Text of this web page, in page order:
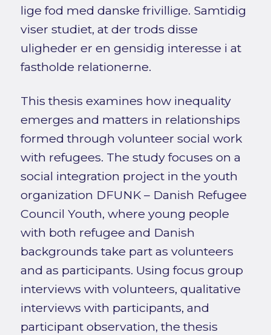
lige fod med danske frivillige. Samtidig
viser studiet, at der trods disse
uligheder er en gensidig interesse i at
fastholde relationerne.
This thesis examines how inequality
emerges and matters in relationships
formed through volunteer social work
with refugees. The study focuses on a
social integration project in the youth
organization DFUNK – Danish Refugee
Council Youth, where young people
with both refugee and Danish
backgrounds take part as volunteers
and as participants. Using focus group
interviews with volunteers, qualitative
interviews with participants, and
participant observation, the thesis